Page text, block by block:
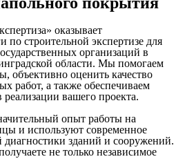
оказывает
по строительной экспертизе для
организаций в
области. Мы помогаем
объективно оценить качество
работ, а также обеспечиваем
реализации вашего проекта.
опыт работы на
и используют современное
диагностики зданий и сооружений.
не только независимое